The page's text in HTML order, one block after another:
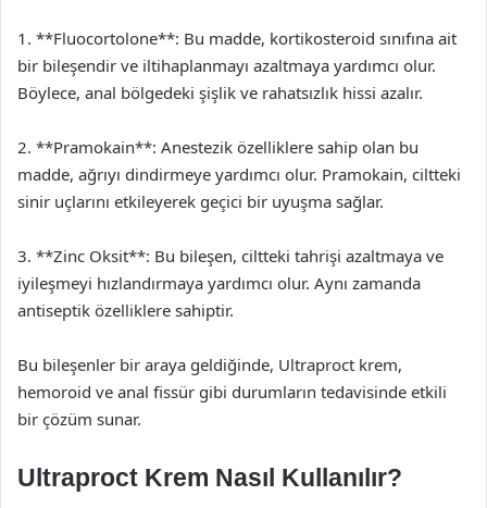
1. **Fluocortolone**: Bu madde, kortikosteroid sınıfına ait
bir bileşendir ve iltihaplanmayı azaltmaya yardımcı olur.
Böylece, anal bölgedeki şişlik ve rahatsızlık hissi azalır.
2. **Pramokain**: Anestezik özelliklere sahip olan bu
madde, ağrıyı dindirmeye yardımcı olur. Pramokain, ciltteki
sinir uçlarını etkileyerek geçici bir uyuşma sağlar.
3. **Zinc Oksit**: Bu bileşen, ciltteki tahrişi azaltmaya ve
iyileşmeyi hızlandırmaya yardımcı olur. Aynı zamanda
antiseptik özelliklere sahiptir.
Bu bileşenler bir araya geldiğinde, Ultraproct krem,
hemoroid ve anal fissür gibi durumların tedavisinde etkili
bir çözüm sunar.
Ultraproct Krem Nasıl Kullanılır?